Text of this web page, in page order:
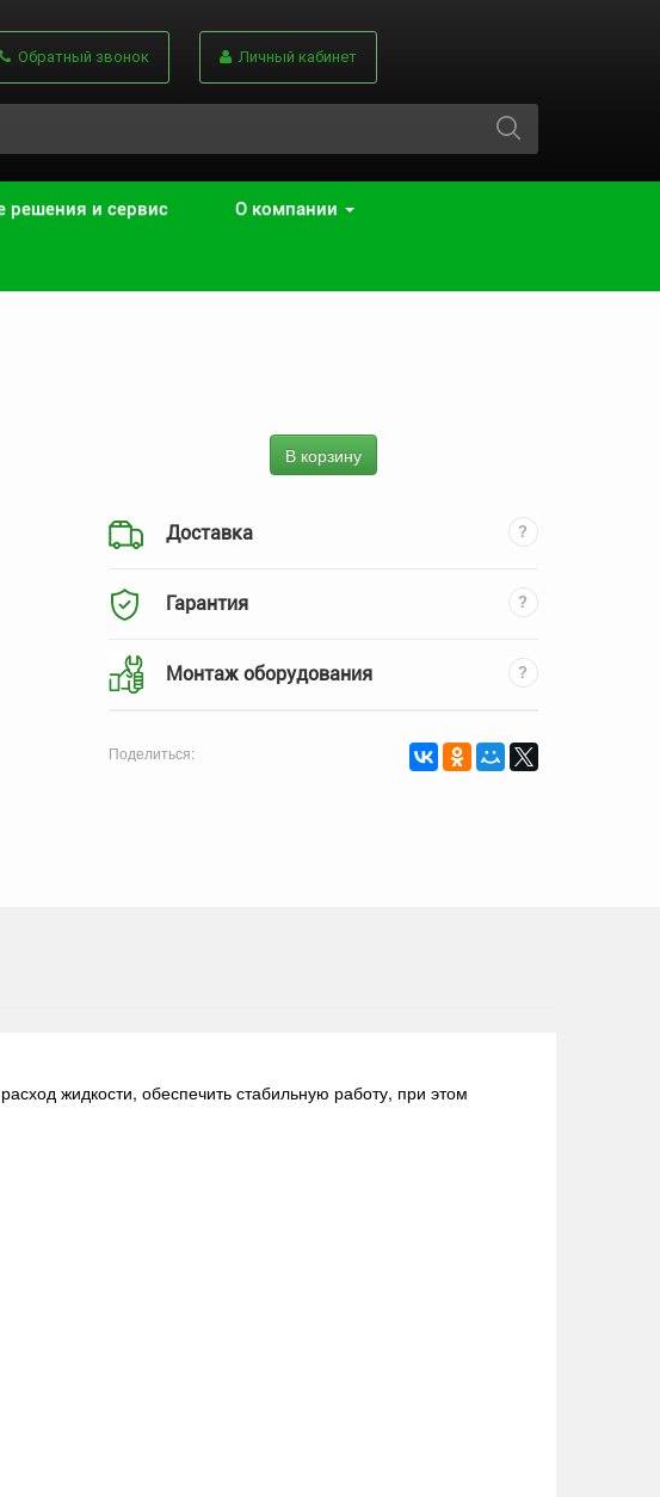
Обратный звонок Личный кабинет
решения и сервис О компании
В корзину
Доставка
Гарантия
Монтаж оборудования
Поделиться:
жидкости, обеспечить стабильную работу, при этом